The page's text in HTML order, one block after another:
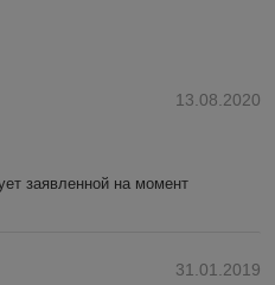
13.08.2020
заявленной на момент
31.01.2019